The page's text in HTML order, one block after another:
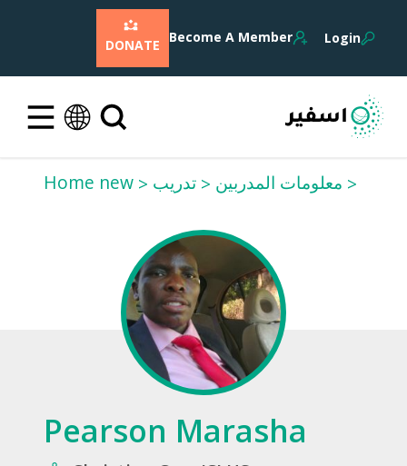
Login
Become A Member
DONATE
Home new تدريب معلومات المدربين
Pearson Marasha